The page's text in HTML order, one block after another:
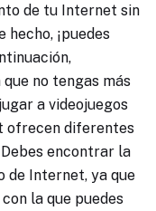
de tu Internet sin
hecho, ¡puedes
no tengas más
a videojuegos
ofrecen diferentes
encontrar la
de Internet, ya que
la que puedes